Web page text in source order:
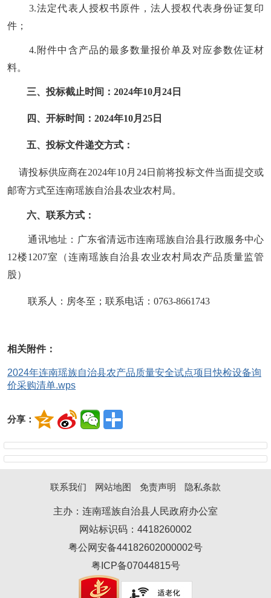
3.法定代表人授权书原件，法人授权代表身份证复印
件；
4. 附件中含产品的最多数量报价单及对应参数佐证材
料。
三、 投标截止时间： 2024年10月 24 日
四、开标时间： 2024年10月25日
五、 投标文件递交方式：
请投标供应商在2024年10月24日前将投标文件当面提交或
邮寄方式至连南瑶族自治县农业农村局。
六、 联系方式：
通讯地址： 广东省清远市连南瑶族自治县行政服务中心
12楼1207室（连南瑶族自治县农业农村局农产品质量监管
股）
联系人： 房冬至； 联系电话： 0763-8661743
相关附件：
2024年连南瑶族自治县农产品质量安全试点项目快检设备询
价采购清单.wps
分享：
联系我们 网站地图 免责声明 隐私条款
主办：连南瑶族自治县人民政府办公室
网站标识码：4418260002
粤公网安备44182602000002号
粤ICP备07044815号